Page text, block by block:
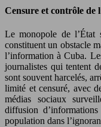
Censure et contrôle de
Le monopole de l’État
constituent un obstacle
l’information à Cuba.
journalistes qui tentent
sont souvent harcelés,
limité et censuré, avec
médias sociaux
diffusion
population dans